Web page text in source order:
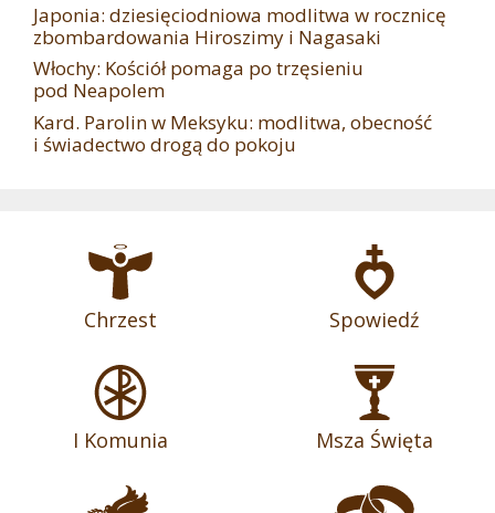
Japonia: dziesięciodniowa modlitwa w rocznicę
zbombardowania Hiroszimy i Nagasaki
Włochy: Kościół pomaga po trzęsieniu
pod Neapolem
Kard. Parolin w Meksyku: modlitwa, obecność
i świadectwo drogą do pokoju
Chrzest Spowiedź
I Komunia Msza Święta